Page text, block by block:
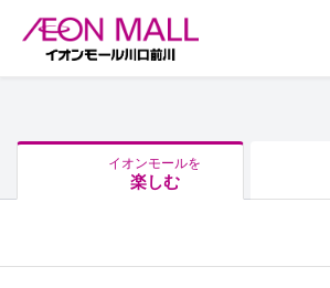
イオンモールを
楽しむ